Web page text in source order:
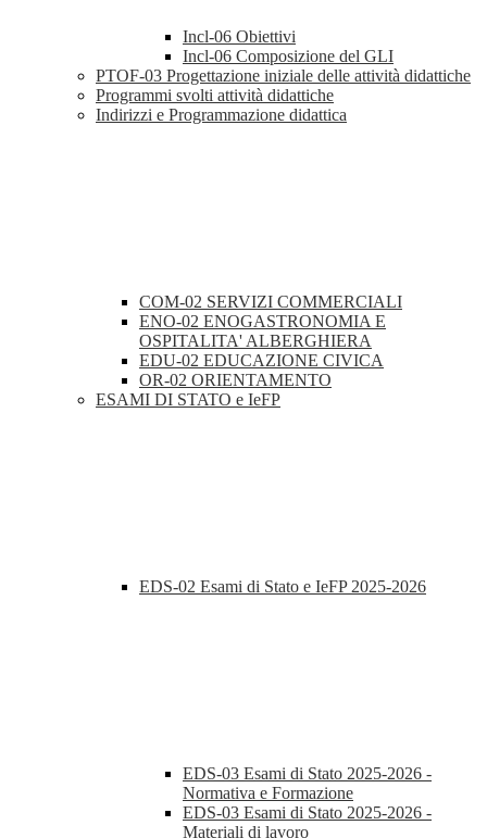
Incl-06 Obiettivi
Incl-06 Composizione del GLI
PTOF-03 Progettazione iniziale delle attività didattiche
Programmi svolti attività didattiche
Indirizzi e Programmazione didattica
COM-02 SERVIZI COMMERCIALI
ENO-02 ENOGASTRONOMIA E
OSPITALITA' ALBERGHIERA
EDU-02 EDUCAZIONE CIVICA
OR-02 ORIENTAMENTO
ESAMI DI STATO e IeFP
EDS-02 Esami di Stato e IeFP 2025-2026
EDS-03 Esami di Stato 2025-2026 -
Normativa e Formazione
EDS-03 Esami di Stato 2025-2026 -
Materiali di lavoro